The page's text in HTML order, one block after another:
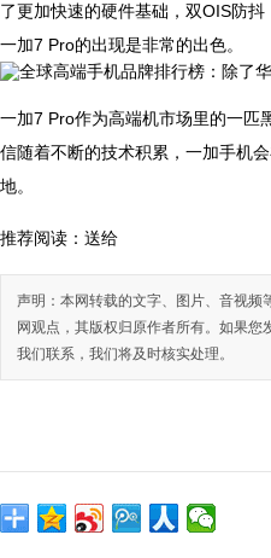
了更加快速的硬件基础，双OIS防
一加7 Pro的出现是非常的出色。
一加7 Pro作为高端机市场里的一匹
信随着不断的技术积累，一加手机
地。
推荐阅读： 送给
声明：本网转载的文字、图片、音视频
网观点，其版权归原作者所有。如果
我们联系，我们将及时核实处理。